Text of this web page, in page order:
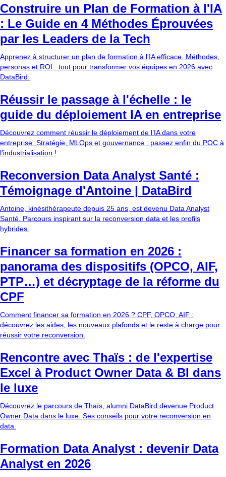
Construire un Plan de Formation à l'IA
: Le Guide en 4 Méthodes Éprouvées
par les Leaders de la Tech
Apprenez à structurer un plan de formation à l'IA efficace. Méthodes,
personas et ROI : tout pour transformer vos équipes en 2026 avec
DataBird.
Réussir le passage à l'échelle : le
guide du déploiement IA en entreprise
Découvrez comment réussir le déploiement de l’IA dans votre
entreprise. Stratégie, MLOps et gouvernance : passez enfin du POC à
l’industrialisation !
Reconversion Data Analyst Santé :
Témoignage d'Antoine | DataBird
Antoine, kinésithérapeute depuis 25 ans, est devenu Data Analyst
Santé. Parcours inspirant sur la reconversion data et les profils
hybrides.
Financer sa formation en 2026 :
panorama des dispositifs (OPCO, AIF,
PTP…) et décryptage de la réforme du
CPF
Comment financer sa formation en 2026 ? CPF, OPCO, AIF :
découvrez les aides, les nouveaux plafonds et le reste à charge pour
réussir votre reconversion.
Rencontre avec Thaïs : de l'expertise
Excel à Product Owner Data & BI dans
le luxe
Découvrez le parcours de Thaïs, alumni DataBird devenue Product
Owner Data dans le luxe. Ses conseils pour votre reconversion en
data.
Formation Data Analyst : devenir Data
Analyst en 2026